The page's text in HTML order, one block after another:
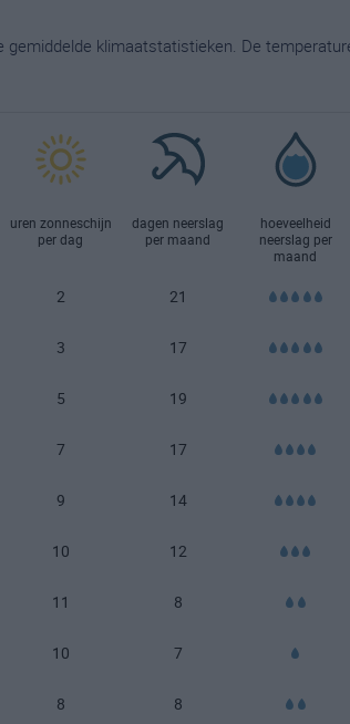
klimaatstatistieken. De
uren zonneschijn
per dag
dagen neerslag
per maand
hoeveelheid
neerslag per
maand
2 21
3 17
5 19
7 17
9 14
10 12
11 8
10 7
8 8